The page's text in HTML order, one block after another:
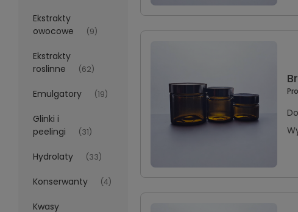
Ekstrakty
owocowe
(9)
Ekstrakty
roslinne
(62)
Emulgatory (19)
Glinki i
peelingi
(31)
Hydrolaty (33)
Konserwanty (4)
Kwasy